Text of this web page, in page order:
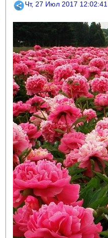
Поделиться
Чт, 27 Июл 2017 12:02:41